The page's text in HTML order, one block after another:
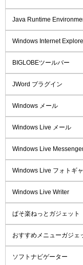
Java Runtime
Windows Internet
BIGLOBEツールバー
JWord プラグイン
Windows メール
Windows Live メール
Windows Live
Windows Live フォトギ
Windows Live Writer
ぱそ楽ねっとガジェット
おすすめメニューガジェ
ソフトナビゲーター